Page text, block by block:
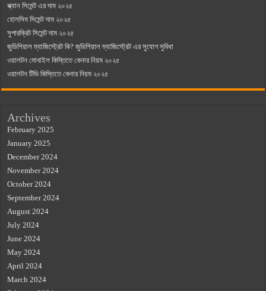
স্ক্যান সিমেন্ট এর দাম ২০২৫
হোলসিম সিমেন্ট দাম ২০২৫
সুপারক্রিট সিমেন্ট দাম ২০২৫
জুডিশিয়াল ম্যাজিস্ট্রেট কি? জুডিশিয়াল ম্যাজিস্ট্রেট এর সুযোগ সুবিধা
ওয়ালটন মোবাইল কিস্তিতে কেনার নিয়ম ২০২৫
ওয়ালটন টিভি কিস্তিতে কেনার নিয়ম ২০২৫
Archives
February 2025
January 2025
December 2024
November 2024
October 2024
September 2024
August 2024
July 2024
June 2024
May 2024
April 2024
March 2024